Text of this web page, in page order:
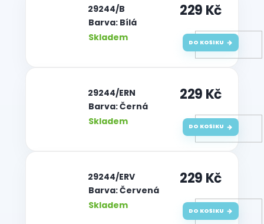
Barva: Bílá
Skladem
| 29244/B 229 Kč
DO KOŠÍKU
Barva: Černá
Skladem
| 29244/ERN 229 Kč
DO KOŠÍKU
Barva: Červená
Skladem
| 29244/ERV 229 Kč
DO KOŠÍKU